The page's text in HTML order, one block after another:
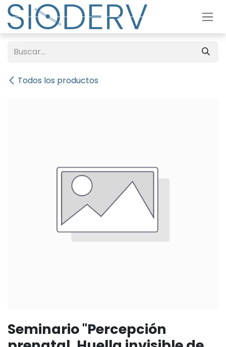
Ir al contenido
Todos los productos
Seminario "Percepción